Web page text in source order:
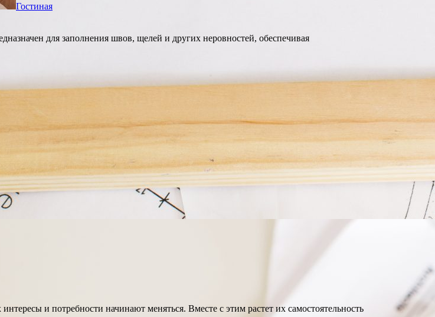
Гостиная
для заполнения швов, щелей и других неровностей, обеспечивая
и потребности начинают меняться. Вместе с этим растет их самостоятельность